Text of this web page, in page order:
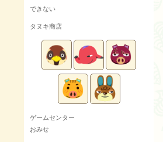
できない
タヌキ商店
ゲームセンター
おみせ